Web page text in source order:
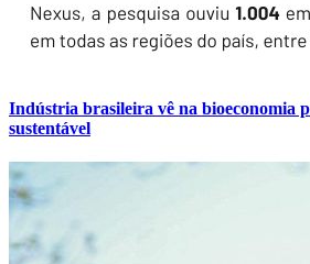
Indústria brasileira vê na bioeconomia
sustentável